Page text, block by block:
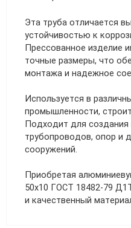
Эта труба отличается
устойчивостью к
Прессованное изделие
точные размеры, что
монтажа и надежное
Используется в
промышленности,
Подходит для
трубопроводов, опор и
сооружений.
Приобретая
50х10 ГОСТ 18482-79
и качественный